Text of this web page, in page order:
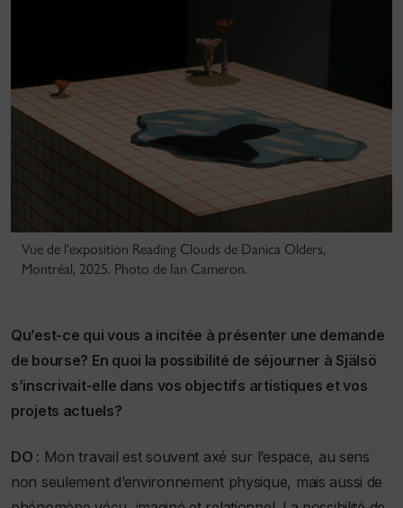
Vue de l'exposition Reading Clouds de Danica Olders,
Montréal, 2025. Photo de Ian Cameron.
Qu’est-ce qui vous a incitée à présenter une demande
de bourse? En quoi la possibilité de séjourner à Själsö
s’inscrivait-elle dans vos objectifs artistiques et vos
projets actuels?
DO : Mon travail est souvent axé sur l’espace, au sens
non seulement d’environnement physique, mais aussi de